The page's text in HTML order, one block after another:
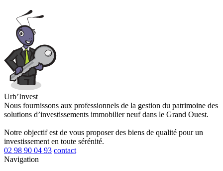
Urb’Invest
Nous fournissons aux professionnels de la gestion du patrimoine des
solutions d’investissements immobilier neuf dans le Grand Ouest.
Notre objectif est de vous proposer des biens de qualité pour un
investissement en toute sérénité.
02 98 90 04 93 contact
Navigation